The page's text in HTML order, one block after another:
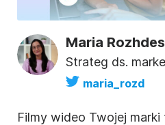
Maria
Strateg ds.
maria_rozd
Filmy wideo Twojej